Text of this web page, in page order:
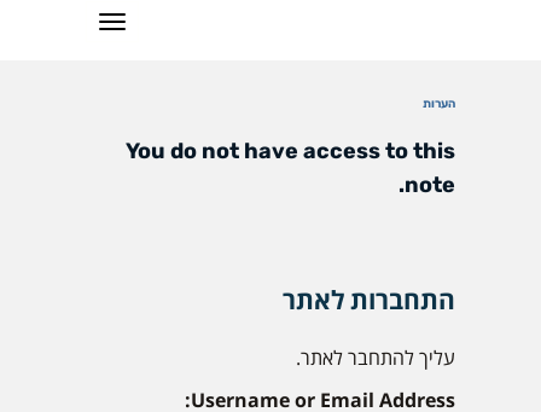
תפריט
הערות
You do not have access to this
note.
התחברות לאתר
עליך להתחבר לאתר.
Username or Email Address: